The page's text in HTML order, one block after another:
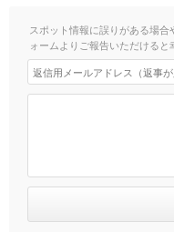
スポット情報に誤りがある場
ォームよりご報告いただけると